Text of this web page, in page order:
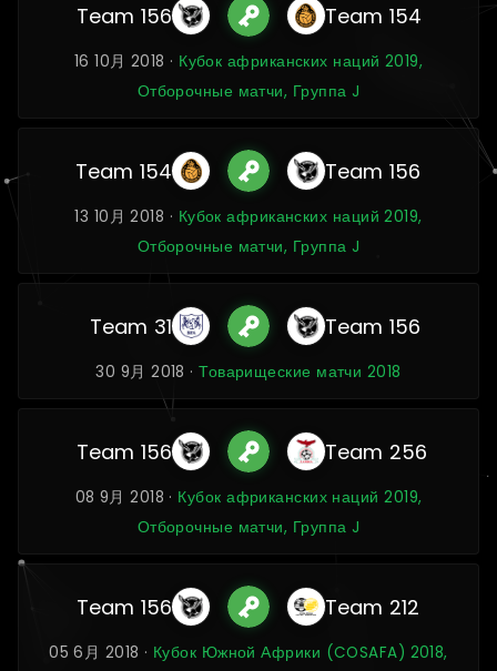
Team 156 Team 154
16 10月 2018 · Кубок африканских наций 2019,
Отборочные матчи, Группа J
Team 154 Team 156
13 10月 2018 · Кубок африканских наций 2019,
Отборочные матчи, Группа J
Team 31 Team 156
30 9月 2018 ·Товарищеские матчи 2018
Team 156 Team 256
08 9月 2018 · Кубок африканских наций 2019,
Отборочные матчи, Группа J
Team 156 Team 212
05 6月 2018 · Кубок Южной Африки (COSAFA) 2018,